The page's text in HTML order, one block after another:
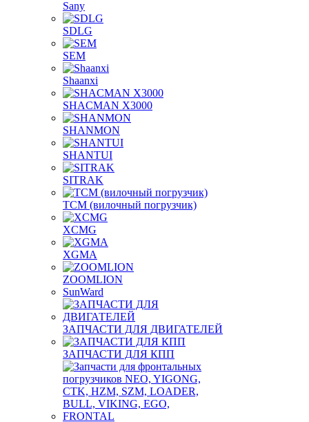
Sany
SDLG
SEM
Shaanxi
SHACMAN X3000
SHANMON
SHANTUI
SITRAK
TCM (вилочный погрузчик)
XCMG
XGMA
ZOOMLION
SunWard
ЗАПЧАСТИ ДЛЯ ДВИГАТЕЛЕЙ
ЗАПЧАСТИ ДЛЯ КПП